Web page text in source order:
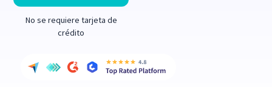
No se requiere tarjeta de
crédito